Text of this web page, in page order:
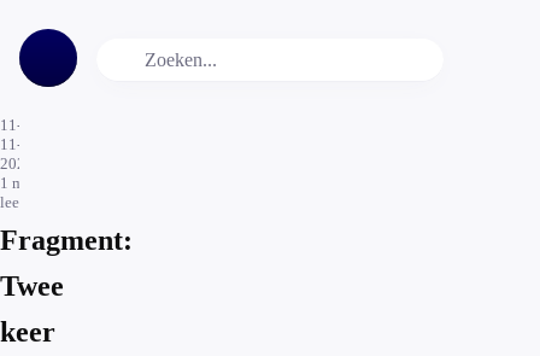
11-
11-
2024
1 min.
leestijd
Fragment:
Twee
keer